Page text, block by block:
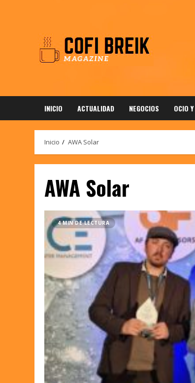
INICIO ACTUALIDAD NEGOCIOS OCIO
Inicio AWA Solar
AWA Solar
4 MIN DE LECTURA